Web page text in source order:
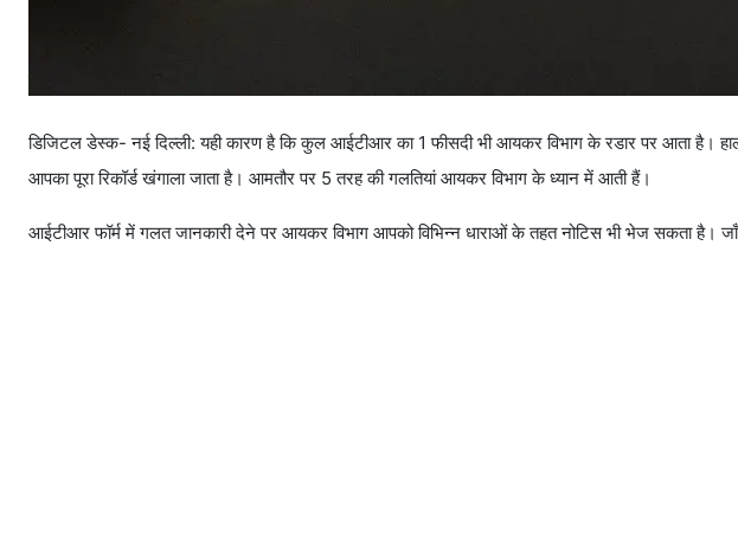
डिजिटल डेस्क- नई दिल्ली: यही कारण है कि कुल आईटीआर का 1 फीसदी भी आयकर विभाग के रडार पर आता है।
आपका पूरा रिकॉर्ड खंगाला जाता है। आमतौर पर 5 तरह की गलतियां आयकर विभाग के ध्यान में आती हैं।
आईटीआर फॉर्म में गलत जानकारी देने पर आयकर विभाग आपको विभिन्न धाराओं के तहत नोटिस भी भेज सकता है।